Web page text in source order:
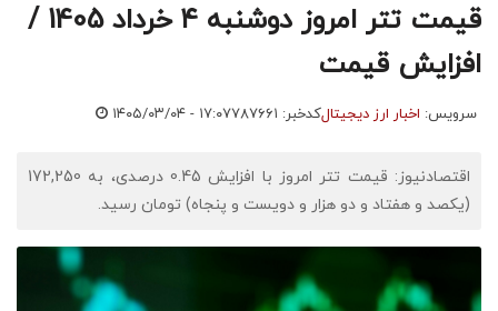
قیمت تتر امروز دوشنبه ۴ خرداد 1405 /
افزایش قیمت
سرویس: اخبار ارز دیجیتالکدخبر: ۷۸۷۶۶۱ ۱۴۰۵/۰۳/۰۴ - ۱۷:۰۷
اقتصادنیوز: قیمت تتر امروز با افزایش 0.45 درصدی، به 172,250
(یکصد و هفتاد و دو هزار و دویست و پنجاه) تومان رسید.